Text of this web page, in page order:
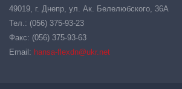
49019, г. Днепр, ул. Ак. Белелюбского, 36А
Тел.: (056) 375-93-23
Факс: (056) 375-93-63
Email: hansa-flexdn@ukr.net